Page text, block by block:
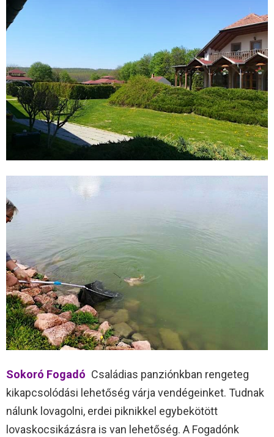
Sokoró Fogadó Családias panziónkban rengeteg
kikapcsolódási lehetőség várja vendégeinket. Tudnak
nálunk lovagolni, erdei piknikkel egybekötött
lovaskocsikázásra is van lehetőség. A Fogadónk